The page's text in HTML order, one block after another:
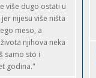
više dugo ostati u
nijesu više ništa
meso, a
njihova neka
samo sto i
godina."